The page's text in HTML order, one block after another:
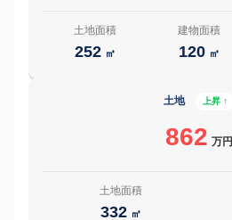
土地面積
252 ㎡
建物面積
120 ㎡
土地 上昇 ↑
862 万円
土地面積
332 ㎡